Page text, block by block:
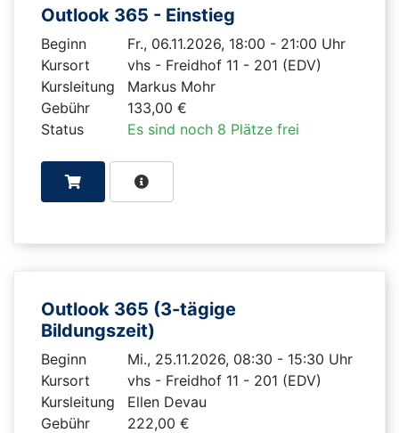
Outlook 365 - Einstieg
Beginn
Fr., 06.11.2026, 18:00 - 21:00 Uhr
Kursort
vhs - Freidhof 11 - 201 (EDV)
Kursleitung
Markus Mohr
Gebühr
133,00 €
Status
Es sind noch 8 Plätze frei
Outlook 365 (3-tägige
Bildungszeit)
Beginn
Mi., 25.11.2026, 08:30 - 15:30 Uhr
Kursort
vhs - Freidhof 11 - 201 (EDV)
Kursleitung
Ellen Devau
Gebühr
222,00 €